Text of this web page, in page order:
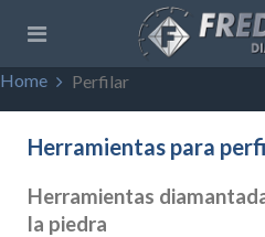
Home Perfilar
Herramientas para
Herramientas
la piedra